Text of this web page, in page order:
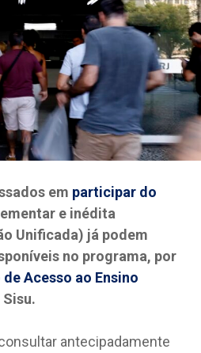
em participar do
e inédita
Unificada) já podem
no programa, por
Acesso ao Ensino
antecipadamente